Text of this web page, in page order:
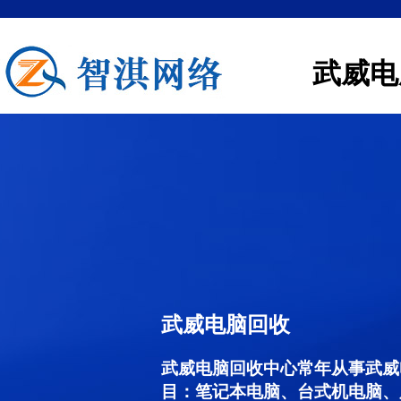
武威
武威电脑回收
武威电脑回收中心常年从事武
目：笔记本电脑、台式机电脑